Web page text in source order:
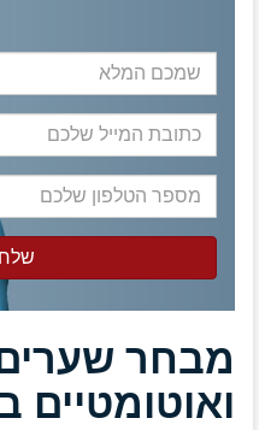
שמכם
המלא
כתובת
המייל
שלכם
מספר
הטלפון
שלכם
מבחר
ואוטומטיים